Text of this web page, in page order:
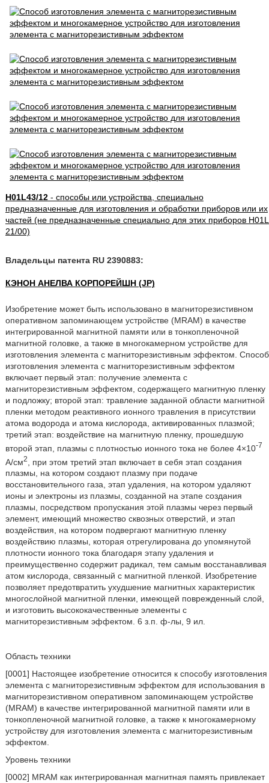
H01L43/12- способы или устройства, специально
предназначенные для изготовления и обработки приборов или их
частей (не предназначенные специально для этих приборов H01L
21/00)
Владельцы патента RU 2390883:
КЭНОН АНЕЛВА КОРПОРЕЙШН (JP)
Изобретение может быть использовано в магниторезистивном
оперативном запоминающем устройстве (MRAM) в качестве
интегрированной магнитной памяти или в тонкопленочной
магнитной головке, а также в многокамерном устройстве для
изготовления элемента с магниторезистивным эффектом. Способ
изготовления элемента с магниторезистивным эффектом
включает первый этап: получение элемента с
магниторезистивным эффектом, содержащего магнитную пленку
и подложку; второй этап: травление заданной области магнитной
пленки методом реактивного ионного травления в присутствии
атома водорода и атома кислорода, активированных плазмой;
третий этап: воздействие на магнитную пленку, прошедшую
второй этап, плазмы с плотностью ионного тока не более 4×10-7
А/см2
, при этом третий этап включает в себя этап создания
плазмы, на котором создают плазму при подаче
восстановительного газа, этап удаления, на котором удаляют
ионы и электроны из плазмы, созданной на этапе создания
плазмы, посредством пропускания этой плазмы через первый
элемент, имеющий множество сквозных отверстий, и этап
воздействия, на котором подвергают магнитную пленку
воздействию плазмы, которая отрегулирована до упомянутой
плотности ионного тока благодаря этапу удаления и
преимущественно содержит радикал, тем самым восстанавливая
атом кислорода, связанный с магнитной пленкой. Изобретение
позволяет предотвратить ухудшение магнитных характеристик
многослойной магнитной пленки, имеющей поврежденный слой,
и изготовить высококачественные элементы с
магниторезистивным эффектом. 6 з.п. ф-лы, 9 ил.
Область техники
[0001] Настоящее изобретение относится к способу изготовления
элемента с магниторезистивным эффектом для использования в
магниторезистивном оперативном запоминающем устройстве
(MRAM) в качестве интегрированной магнитной памяти или в
тонкопленочной магнитной головке, а также к многокамерному
устройству для изготовления элемента с магниторезистивным
эффектом.
Уровень техники
[0002] MRAM как интегрированная магнитная память привлекает